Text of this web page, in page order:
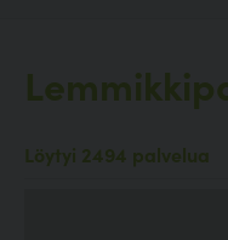
Löytyi 2494 palvelua